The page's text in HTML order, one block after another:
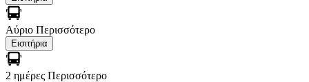
Αύριο Περισσότερο
Εισιτήρια
2 ημέρες Περισσότερο